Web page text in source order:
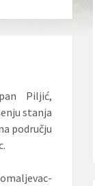
Piljić,
stanja
području